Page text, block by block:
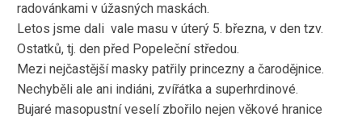
radovánkami v úžasných maskách.
Letos jsme dali vale masu v úterý 5. března, v den tzv.
Ostatků, tj. den před Popeleční středou.
Mezi nejčastější masky patřily princezny a čarodějnice.
Nechyběli ale ani indiáni, zvířátka a superhrdinové.
Bujaré masopustní veselí zbořilo nejen věkové hranice